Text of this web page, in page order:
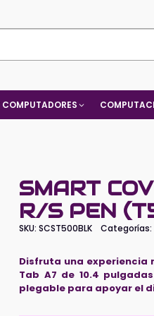
COMPUTADORES
SMART
R/S PEN
SKU:SCST500BLK Categorías:
Disfruta una
Tab A7 de 10.4
plegable para apoyar el